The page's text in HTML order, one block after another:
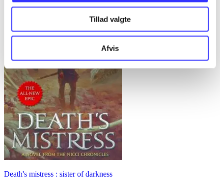
Tillad valgte
Afvis
Death's mistress : sister of darkness